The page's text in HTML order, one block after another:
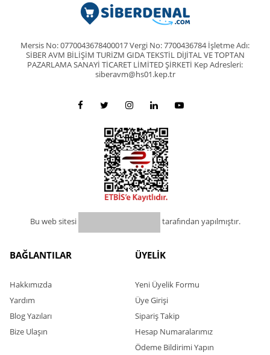
Mersis No: 0770043678400017 Vergi No: 7700436784 İşletme Adı:
SİBER AVM BİLİŞİM TURİZM GIDA TEKSTİL DİJİTAL VE TOPTAN
PAZARLAMA SANAYİ TİCARET LİMİTED ŞİRKETİ Kep Adresleri:
siberavm@hs01.kep.tr
Bu web sitesi tarafından yapılmıştır.
BAĞLANTILAR
Hakkımızda
Yardım
Blog Yazıları
Bize Ulaşın
ÜYELİK
Yeni Üyelik Formu
Üye Girişi
Sipariş Takip
Hesap Numaralarımız
Ödeme Bildirimi Yapın